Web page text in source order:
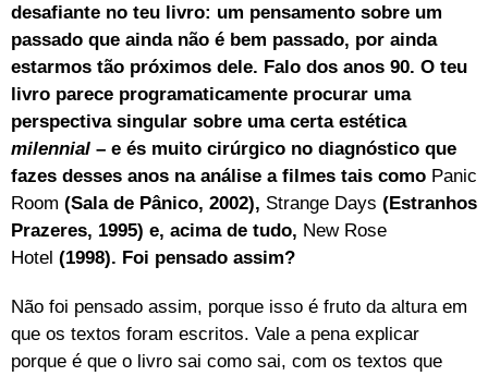
desafiante no teu livro: um pensamento sobre um
passado que ainda não é bem passado, por ainda
estarmos tão próximos dele. Falo dos anos 90. O teu
livro parece programaticamente procurar uma
perspectiva singular sobre uma certa estética
milennial – e és muito cirúrgico no diagnóstico que
fazes desses anos na análise a filmes tais como Panic
Room (Sala de Pânico, 2002), Strange Days (Estranhos
Prazeres, 1995) e, acima de tudo, New Rose
Hotel (1998). Foi pensado assim?
Não foi pensado assim, porque isso é fruto da altura em
que os textos foram escritos. Vale a pena explicar
porque é que o livro sai como sai, com os textos que